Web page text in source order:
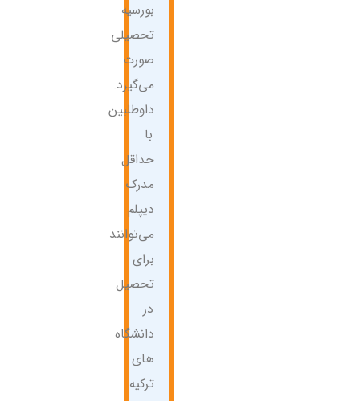
بورسیه
تحصیلی
صورت
می‌گیرد.
داوطلبین
با
حداقل
مدرک
دیپلم
می‌توانند
برای
تحصیل
در
دانشگاه
های
ترکیه